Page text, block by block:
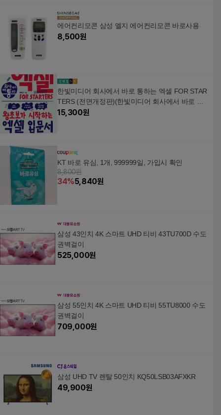
에어컨리모콘 삼성 엘지 에어컨리모콘 바로사용
8,500원
한빛미디어 회사에서 바로 통하는 엑셀 FOR STAR
TERS (전면개정판)(한빛미디어 회사에서 바로 통
하는 엑셀 FOR STARTERS (전면개정판))
15,300원
KT 바로 유심, 1개, 999999일, 가입시 확인
8,800원
34%5,840원
삼성 43인치 4K 스마트 UHD 티비 43TU700D 수도
권벽걸이
525,000원
삼성 55인치 4K 스마트 UHD 티비 55TU8000 수도
권벽걸이
709,000원
삼성 UHD TV 렌탈 50인치 KQ50LSB03AFXKR
49,900원